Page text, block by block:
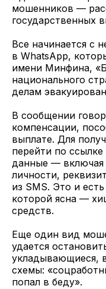
мошенников —
государственных
Все начинается с
в WhatsApp,
имени Минфина,
национального
делам
В сообщении
компенсации,
выплате. Для
перейти по
данные — включая
личности,
из SMS. Это и
которой ясна —
средств.
Еще один вид
удается
укладывающиеся,
схемы:
попал в беду».